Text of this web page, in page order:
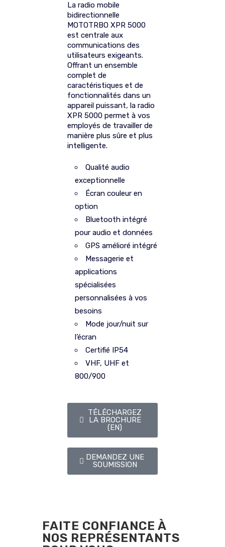
La radio mobile
bidirectionnelle
MOTOTRBO XPR 5000
est centrale aux
communications des
utilisateurs exigeants.
Offrant un ensemble
complet de
caractéristiques et de
fonctionnalités dans un
appareil puissant, la radio
XPR 5000 permet à vos
employés de travailler de
manière plus sûre et plus
intelligente.
Qualité audio
exceptionnelle
Écran couleur en
option
Bluetooth intégré
pour audio et données
GPS amélioré intégré
Messagerie et
applications
spécialisées
personnalisées à vos
besoins
Mode jour/nuit sur
l’écran
Certifié IP54
VHF, UHF et
800/900
TÉLÉCHARGEZ
LA BROCHURE
(EN)
DEMANDEZ UNE
SOUMISSION
FAITE CONFIANCE À
NOS REPRÉSENTANTS